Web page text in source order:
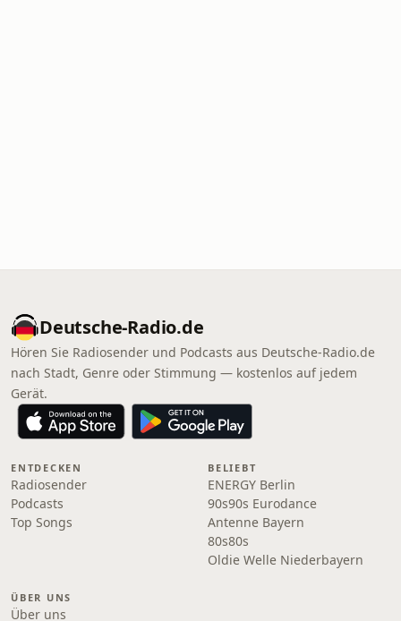
Deutsche-Radio.de
Hören Sie Radiosender und Podcasts aus Deutsche-Radio.de
nach Stadt, Genre oder Stimmung — kostenlos auf jedem
Gerät.
ENTDECKEN
Radiosender
Podcasts
Top Songs
BELIEBT
ENERGY Berlin
90s90s Eurodance
Antenne Bayern
80s80s
Oldie Welle Niederbayern
ÜBER UNS
Über uns